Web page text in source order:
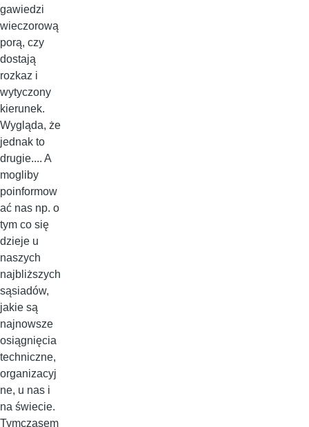
gawiedzi
wieczorową
porą, czy
dostają
rozkaz i
wytyczony
kierunek.
Wygląda, że
jednak to
drugie.... A
mogliby
poinformow
ać nas np. o
tym co się
dzieje u
naszych
najbliższych
sąsiadów,
jakie są
najnowsze
osiągnięcia
techniczne,
organizacyj
ne, u nas i
na świecie.
Tymczasem